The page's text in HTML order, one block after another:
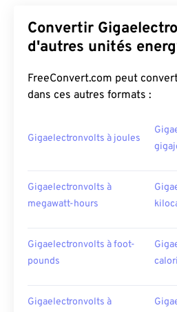
Convertir
d'autres unités
FreeConvert.com peut
dans ces autres formats :
Gigaelectronvolts à joules
Gigaelectronvolts à
megawatt-hours
Gigaelectronvolts à foot-
pounds
Gigaelectronvolts à